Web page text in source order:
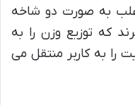
به صورت دو شاخه
که توزیع وزن را به
به کاربر منتقل می